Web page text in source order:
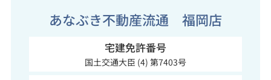
あなぶき不動産流通 福岡店
宅建免許番号
国土交通大臣 (4) 第7403号